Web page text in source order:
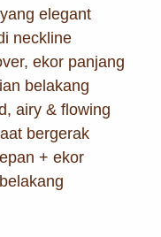
elegant
neckline
ekor panjang
belakang
airy & flowing
bergerak
+ ekor